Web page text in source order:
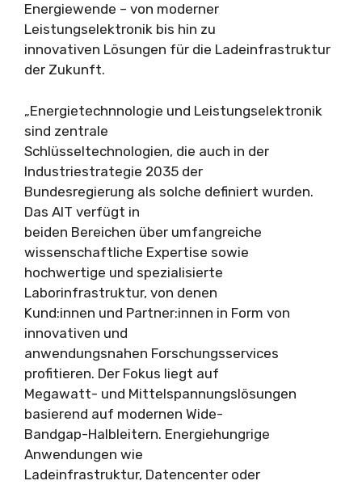
Energiewende – von moderner
Leistungselektronik bis hin zu
innovativen Lösungen für die Ladeinfrastruktur
der Zukunft.
„Energietechnnologie und Leistungselektronik
sind zentrale
Schlüsseltechnologien, die auch in der
Industriestrategie 2035 der
Bundesregierung als solche definiert wurden.
Das AIT verfügt in
beiden Bereichen über umfangreiche
wissenschaftliche Expertise sowie
hochwertige und spezialisierte
Laborinfrastruktur, von denen
Kund:innen und Partner:innen in Form von
innovativen und
anwendungsnahen Forschungsservices
profitieren. Der Fokus liegt auf
Megawatt- und Mittelspannungslösungen
basierend auf modernen Wide-
Bandgap-Halbleitern. Energiehungrige
Anwendungen wie
Ladeinfrastruktur, Datencenter oder